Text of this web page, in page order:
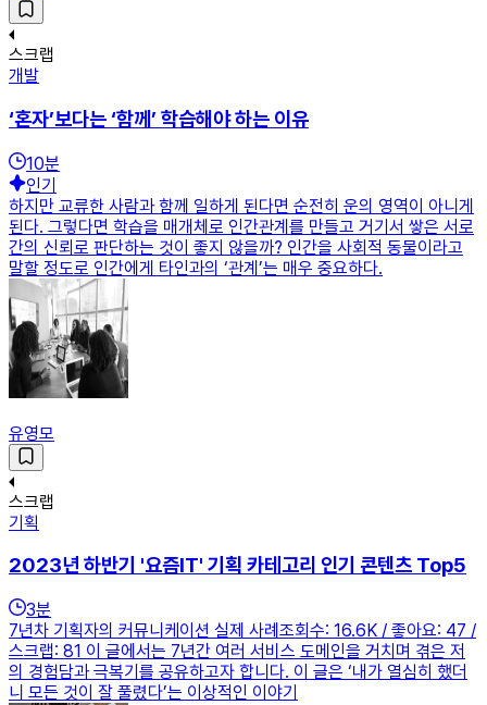
스크랩
개발
‘혼자’보다는 ‘함께’ 학습해야 하는 이유
10분
인기
하지만 교류한 사람과 함께 일하게 된다면 순전히 운의 영역이 아니게
된다. 그렇다면 학습을 매개체로 인간관계를 만들고 거기서 쌓은 서로
간의 신뢰로 판단하는 것이 좋지 않을까? 인간을 사회적 동물이라고
말할 정도로 인간에게 타인과의 ‘관계’는 매우 중요하다.
유영모
스크랩
기획
2023년 하반기 '요즘IT' 기획 카테고리 인기 콘텐츠 Top5
3분
7년차 기획자의 커뮤니케이션 실제 사례조회수: 16.6K / 좋아요: 47 /
스크랩: 81 이 글에서는 7년간 여러 서비스 도메인을 거치며 겪은 저
의 경험담과 극복기를 공유하고자 합니다. 이 글은 ‘내가 열심히 했더
니 모든 것이 잘 풀렸다’는 이상적인 이야기